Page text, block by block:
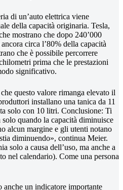
di un’auto elettrica viene
della capacità originaria. Tesla,
mostrano che dopo 240’000
circa l’80% della capacità
che è possibile percorrere
prima che le prestazioni
significativo.
questo valore rimanga elevato il
installano una tanica da 11
solo con 10 litri. Conclusione: Ti
quando la capacità diminuisce
alcun margine e gli utenti notano
diminuendo», continua Meier.
solo a causa dell’uso, ma anche a
nel calendario). Come una persona
anche un indicatore importante